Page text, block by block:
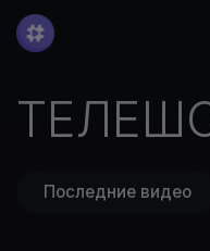
Последние видео